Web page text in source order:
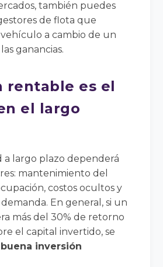
también puedes
de flota que
a cambio de un
ganancias.
rentable es el
el largo
a largo plazo dependerá
mantenimiento del
costos ocultos y
En general, si un
más del 30% de retorno
el capital invertido, se
buena inversión